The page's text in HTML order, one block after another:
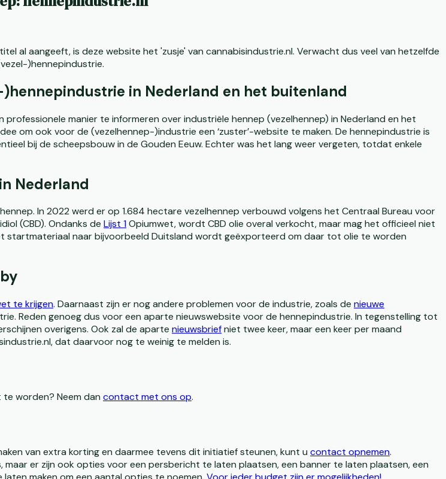
al aangeeft, is deze website het 'zusje' van cannabisindustrie.nl. Verwacht dus veel van hetzelfde
)hennepindustrie.
in Nederland en het buitenland
manier te informeren over industriële hennep (vezelhennep) in Nederland en het
om ook voor de (vezelhennep-)industrie een ‘zuster’-website te maken. De hennepindustrie is
bij de scheepsbouw in de Gouden Eeuw. Echter was het lang weer vergeten, totdat enkele
Nederland
In 2022 werd er op 1.684 hectare vezelhennep verbouwd volgens het Centraal Bureau voor
(CBD). Ondanks de Lijst 1Opiumwet, wordt CBD olie overal verkocht, maar mag het officieel niet
naar bijvoorbeeld Duitsland wordt geëxporteerd om daar tot olie te worden
te krijgen. Daarnaast zijn er nog andere problemen voor de industrie, zoals de nieuwe
Reden genoeg dus voor een aparte nieuwswebsite voor de hennepindustrie. In tegenstelling tot
overigens. Ook zal de aparte nieuwsbriefniet twee keer, maar een keer per maand
dat daarvoor nog te weinig te melden is.
worden? Neem dan contact met ons op.
van extra korting en daarmee tevens dit initiatief steunen, kunt u contact opnemen.
er zijn ook opties voor een persbericht te laten plaatsen, een banner te laten plaatsen, een